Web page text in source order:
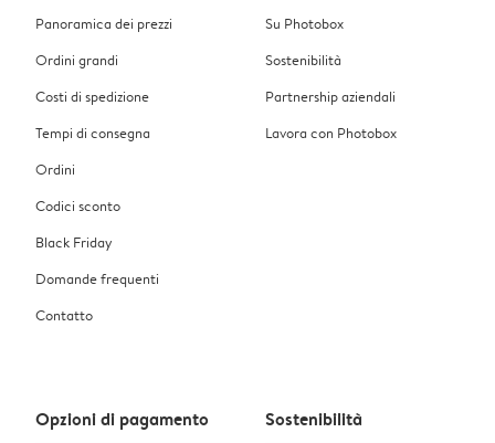
Panoramica dei prezzi
Ordini grandi
Costi di spedizione
Tempi di consegna
Ordini
Codici sconto
Black Friday
Domande frequenti
Contatto
Su Photobox
Sostenibilità
Partnership aziendali
Lavora con Photobox
Opzioni di pagamento Sostenibilità